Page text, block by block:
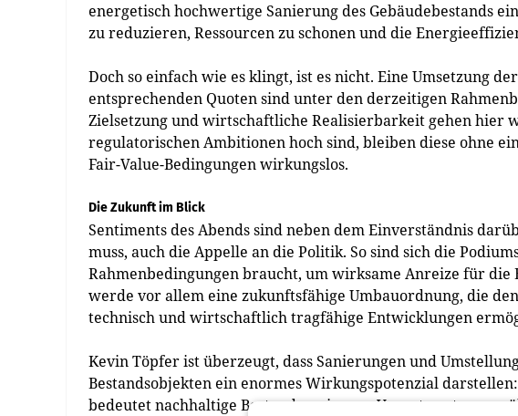
energetisch hochwertige Sanierung des Gebäudebestands
zu reduzieren, Ressourcen zu schonen und die
Doch so einfach wie es klingt, ist es nicht. Eine Umsetzung
entsprechenden Quoten sind unter den derzeitigen
Zielsetzung und wirtschaftliche Realisierbarkeit gehen hier
regulatorischen Ambitionen hoch sind, bleiben diese ohne
Fair-Value-Bedingungen wirkungslos.
Die Zukunft im Blick
Sentiments des Abends sind neben dem Einverständnis
muss, auch die Appelle an die Politik. So sind sich die
Rahmenbedingungen braucht, um wirksame Anreize für die
werde vor allem eine zukunftsfähige Umbauordnung, die
technisch und wirtschaftlich tragfähige Entwicklungen
Kevin Töpfer ist überzeugt, dass Sanierungen und
Bestandsobjekten ein enormes Wirkungspotenzial
bedeutet nachhaltige Bestandssanierung Verantwortung zu